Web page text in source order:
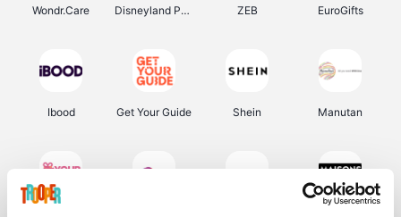
Wondr.Care Disneyland Paris ZEB EuroGifts
Ibood Get Your Guide Shein Manutan